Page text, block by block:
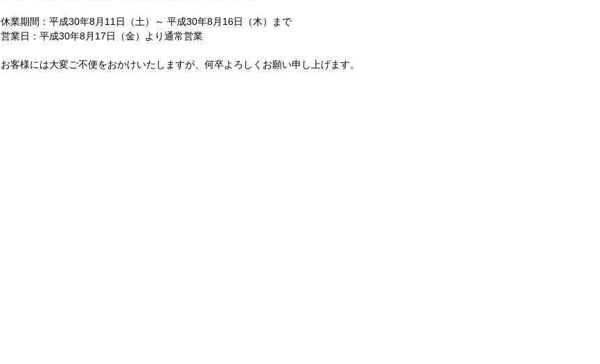
休業期間：平成30年8月11日（土）～ 平成30年8月16日（木）まで
営業日：平成30年8月17日（金）より通常営業
お客様には大変ご不便をおかけいたしますが、何卒よろしくお願い申し上げます。